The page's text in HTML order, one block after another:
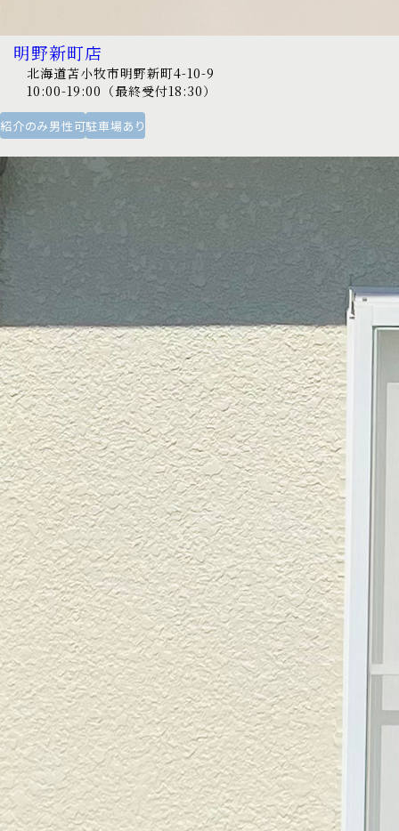
明野新町店
北海道苫小牧市明野新町4-10-9
10:00-19:00（最終受付18:30）
紹介のみ男性可駐車場あり